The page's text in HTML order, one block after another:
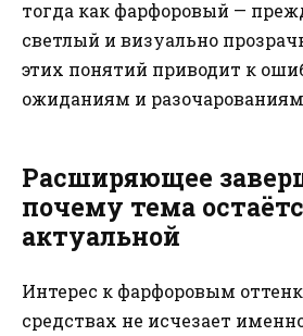
тогда как фарфоровый —
светлый и визуально
этих понятий приводит к
ожиданиям и
Расширяющее
почему тема
актуальной
Интерес к фарфоровым
средствах не исчезает